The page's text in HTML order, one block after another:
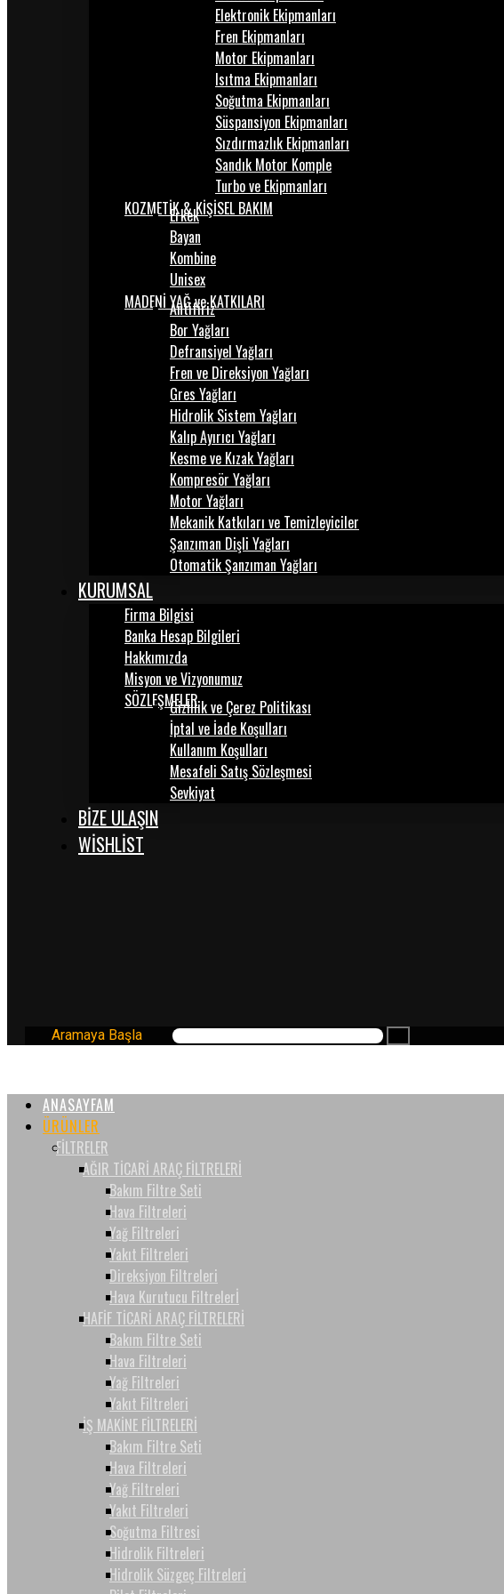
Elektronik Ekipmanları
Fren Ekipmanları
Motor Ekipmanları
Isıtma Ekipmanları
Soğutma Ekipmanları
Süspansiyon Ekipmanları
Sızdırmazlık Ekipmanları
Sandık Motor Komple
Turbo ve Ekipmanları
KOZMETİK & KİŞİSEL BAKIM
Erkek
Bayan
Kombine
Unisex
MADENİ YAĞ ve KATKILARI
Antifiriz
Bor Yağları
Defransiyel Yağları
Fren ve Direksiyon Yağları
Gres Yağları
Hidrolik Sistem Yağları
Kalıp Ayırıcı Yağları
Kesme ve Kızak Yağları
Kompresör Yağları
Motor Yağları
Mekanik Katkıları ve Temizleyiciler
Şanzıman Dişli Yağları
Otomatik Şanzıman Yağları
KURUMSAL
Firma Bilgisi
Banka Hesap Bilgileri
Hakkımızda
Misyon ve Vizyonumuz
SÖZLEŞMELERGizlilik ve Çerez Politikası
İptal ve İade Koşulları
Kullanım Koşulları
Mesafeli Satış Sözleşmesi
Sevkiyat
BİZE ULAŞIN
WISHLIST
Aramaya Başla
ANASAYFAM
ÜRÜNLER
FİLTRELER
AĞIR TİCARİ ARAÇ FİLTRELERİ
Bakım Filtre Seti
Hava Filtreleri
Yağ Filtreleri
Yakıt Filtreleri
Direksiyon Filtreleri
Hava Kurutucu Filtrelerİ
HAFİF TİCARİ ARAÇ FİLTRELERİ
Bakım Filtre Seti
Hava Filtreleri
Yağ Filtreleri
Yakıt Filtreleri
İŞ MAKİNE FİLTRELERİ
Bakım Filtre Seti
Hava Filtreleri
Yağ Filtreleri
Yakıt Filtreleri
Soğutma Filtresi
Hidrolik Filtreleri
Hidrolik Süzgeç Filtreleri